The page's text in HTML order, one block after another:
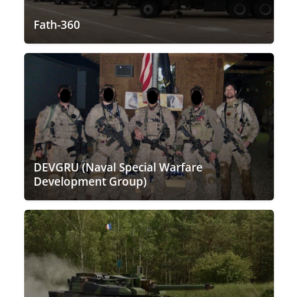
Fath-360
DEVGRU (Naval Special Warfare
Development Group)